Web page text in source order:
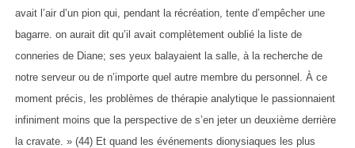
avait l’air d’un pion qui, pendant la récréation, tente d’empêcher une
bagarre. on aurait dit qu’il avait complètement oublié la liste de
conneries de Diane; ses yeux balayaient la salle, à la recherche de
notre serveur ou de n’importe quel autre membre du personnel. À ce
moment précis, les problèmes de thérapie analytique le passionnaient
infiniment moins que la perspective de s’en jeter un deuxième derrière
la cravate. » (44) Et quand les événements dionysiaques les plus